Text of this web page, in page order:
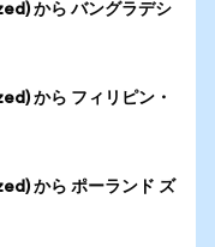
から バングラデシ
から フィリピン・
から ポーランド ズ